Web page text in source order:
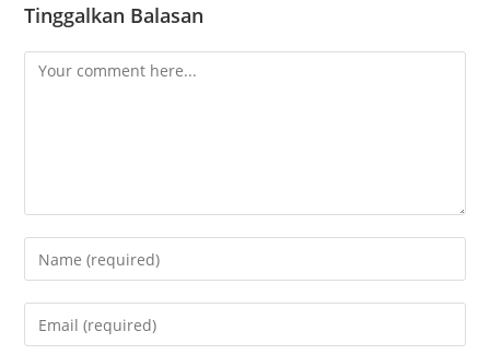
Tinggalkan Balasan
Comment
Enter
your
name
Enter
your